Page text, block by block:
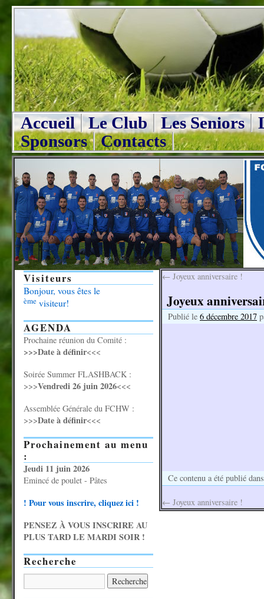
Accueil Le Club Les Seniors
Sponsors
Contacts
← Joyeux anniversaire !
Joyeux
Publié le 6 décembre 2017
Ce contenu a été publié
← Joyeux anniversaire !
Visiteurs
Bonjour, vous êtes le
ème visiteur!
AGENDA
Prochaine réunion du Comité :
>>>Date à définir<<<
Soirée Summer FLASHBACK :
>>>Vendredi 26 juin 2026<<<
Assemblée Générale du FCHW :
>>>Date à définir<<<
Prochainement au menu
:
Jeudi 11 juin 2026
Emincé de poulet - Pâtes
! Pour vous inscrire, cliquez ici !
PENSEZ À VOUS INSCRIRE AU
PLUS TARD LE MARDI SOIR !
Recherche